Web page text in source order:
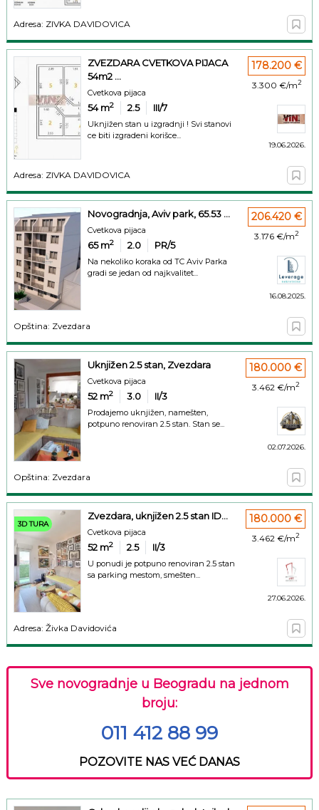
Adresa: ZIVKA DAVIDOVICA
ZVEZDARA CVETKOVA PIJACA
54m2 ...
Cvetkova pijaca
54m2 2.5 III/7
Uknjižen stan u izgradnji ! Svi stanovi
ce biti izgradeni korišce...
178.200 €
3.300 €/m2
19.06.2026.
Adresa: ZIVKA DAVIDOVICA
Novogradnja, Aviv park, 65.53 ...
Cvetkova pijaca
65m2 2.0 PR/5
Na nekoliko koraka od TC Aviv Parka
gradi se jedan od najkvalitet...
206.420 €
3.176 €/m2
16.08.2025.
Opština: Zvezdara
Uknjižen 2.5 stan, Zvezdara
Cvetkova pijaca
52 m2 3.0 II/3
Prodajemo uknjižen, namešten,
potpuno renoviran 2.5 stan. Stan se...
180.000 €
3.462 €/m2
02.07.2026.
Opština: Zvezdara
3D TURA
Zvezdara, uknjižen 2.5 stan ID...
Cvetkova pijaca
52 m2 2.5 II/3
U ponudi je potpuno renoviran 2.5 stan
sa parking mestom, smešten...
180.000 €
3.462 €/m2
27.06.2026.
Adresa: Živka Davidovića
Sve novogradnje u Beogradu na jednom
broju:
011 412 88 99
POZOVITE NAS VEĆ DANAS